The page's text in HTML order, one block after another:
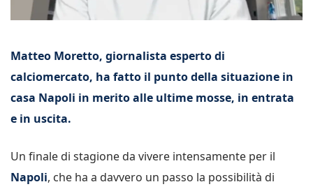
Matteo Moretto, giornalista esperto di
calciomercato, ha fatto il punto della situazione in
casa Napoli in merito alle ultime mosse, in entrata
e in uscita.
Un finale di stagione da vivere intensamente per il
Napoli, che ha a davvero un passo la possibilità di